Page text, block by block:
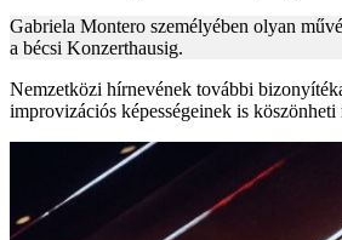
Gabriela Montero személyében olyan
a bécsi Konzerthausig.
Nemzetközi hírnevének további
improvizációs képességeinek is